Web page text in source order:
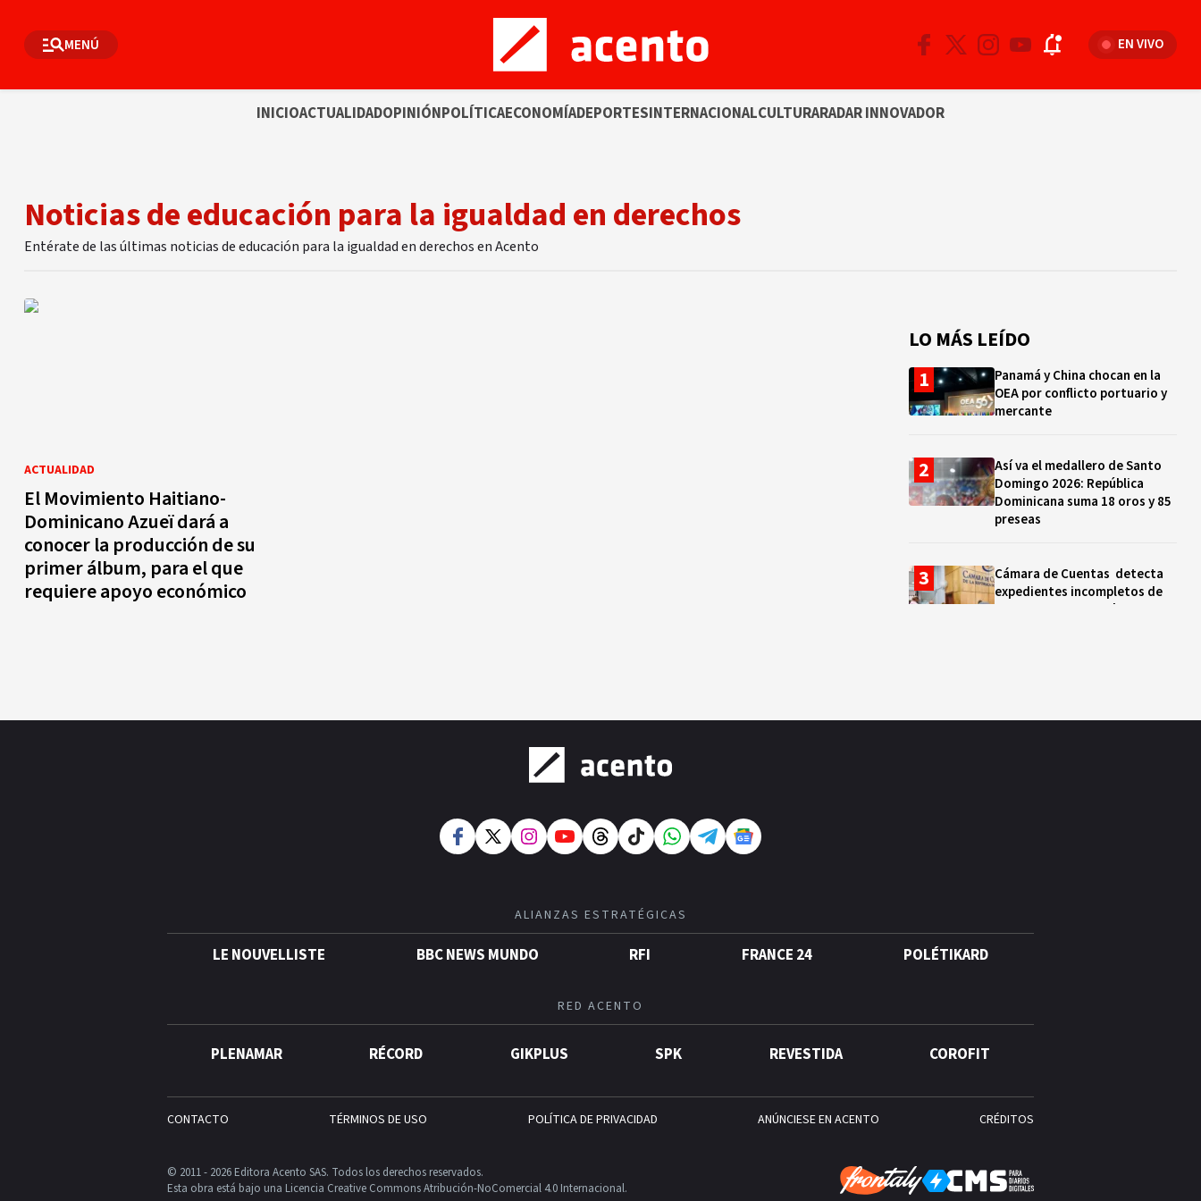
MENÚ EN VIVO
INICIOACTUALIDADOPINIÓNPOLÍTICAECONOMÍADEPORTESINTERNACIONALCULTURARADAR INNOVADOR
Noticias de educación para la igualdad en derechos
Entérate de las últimas noticias de educación para la igualdad en derechos en Acento
ACTUALIDAD
El Movimiento Haitiano-
Dominicano Azueï dará a
conocer la producción de su
primer álbum, para el que
requiere apoyo económico
LO MÁS LEÍDO
Panamá y China chocan en la
OEA por conflicto portuario y
mercante
Así va el medallero de Santo
Domingo 2026: República
Dominicana suma 18 oros y 85
preseas
Cámara de Cuentas detecta
expedientes incompletos de
operaciones por RD$16,600
dominicana que rompió un
comercio moderno en
ALIANZAS ESTRATÉGICAS
LE NOUVELLISTE BBC NEWS MUNDO RFI FRANCE 24 POLÉTIKARD
RED ACENTO
PLENAMAR RÉCORD GIKPLUS SPK REVESTIDA COROFIT
CONTACTO TÉRMINOS DE USO POLÍTICA DE PRIVACIDAD ANÚNCIESE EN ACENTO CRÉDITOS
© 2011 - 2026 Editora Acento SAS. Todos los derechos reservados.
Esta obra está bajo una Licencia Creative Commons Atribución-NoComercial 4.0 Internacional.